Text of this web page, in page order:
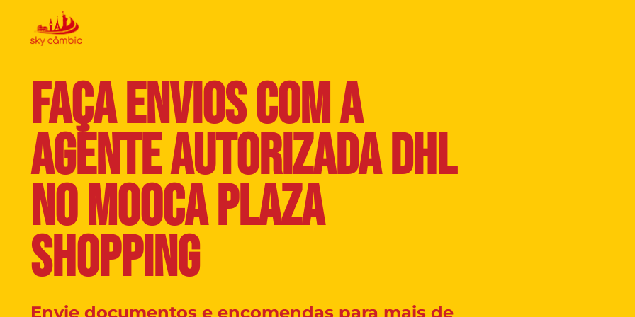
FAÇA ENVIOS COM A
AGENTE AUTORIZADA DHL
NO MOOCA PLAZA
SHOPPING
Envie documentos e encomendas para mais de